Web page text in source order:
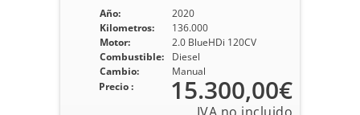
Año:
2020
Kilometros:
136.000
Motor:
2.0 BlueHDi 120CV
Combustible:
Diesel
Cambio:
Manual
Precio :
15.300,00€